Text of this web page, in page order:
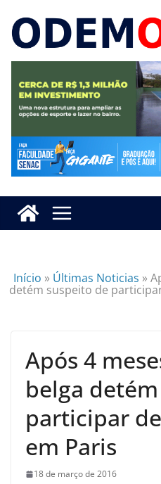
Início » Últimas Noticias »
detém suspeito de
Após 4
belga
participar
em Paris
18 de março de 2016